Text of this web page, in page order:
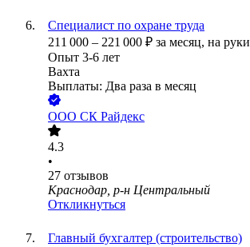
Специалист по охране труда
211 000 – 221 000 ₽ за месяц, на руки
Опыт 3-6 лет
Вахта
Выплаты: Два раза в месяц
ООО CК Райдекс
4.3
•
27 отзывов
Краснодар, р-н Центральный
Откликнуться
Главный бухгалтер (строительство)